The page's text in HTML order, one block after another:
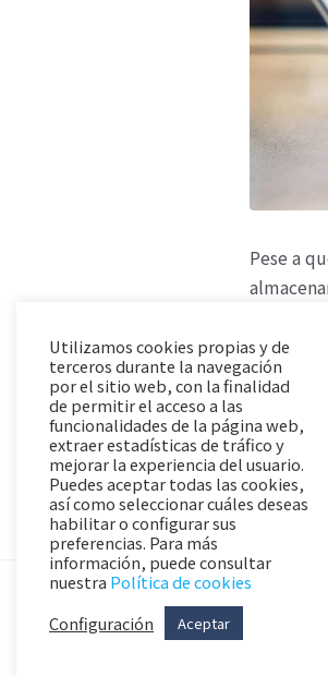
Pese a
se
guardar
una
Utilizamos cookies propias y de
terceros durante la navegación
por el sitio web, con la finalidad
de permitir el acceso a las
funcionalidades de la página web,
extraer estadísticas de tráfico y
mejorar la experiencia del usuario.
Puedes aceptar todas las cookies,
así como seleccionar cuáles deseas
habilitar o configurar sus
preferencias. Para más
información, puede consultar
nuestra Política de cookies
Configuración
Aceptar